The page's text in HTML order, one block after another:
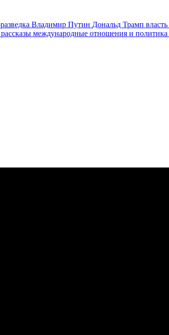
Владимир Путин Дональд Трамп власть
международные отношения и политика